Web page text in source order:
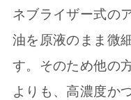
ネブライザー式の
油を原液のまま微
す。そのため他の
よりも、高濃度か